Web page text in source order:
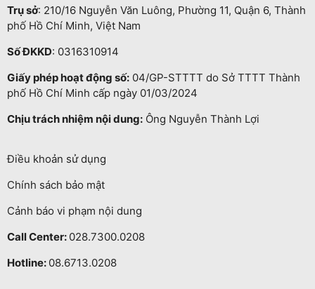
Trụ sở: 210/16 Nguyễn Văn Luông, Phường 11, Quận 6, Thành
phố Hồ Chí Minh, Việt Nam
Số ĐKKD: 0316310914
Giấy phép hoạt động số: 04/GP-STTTT do Sở TTTT Thành
phố Hồ Chí Minh cấp ngày 01/03/2024
Chịu trách nhiệm nội dung: Ông Nguyễn Thành Lợi
Điều khoản sử dụng
Chính sách bảo mật
Cảnh báo vi phạm nội dung
Call Center: 028.7300.0208
Hotline: 08.6713.0208